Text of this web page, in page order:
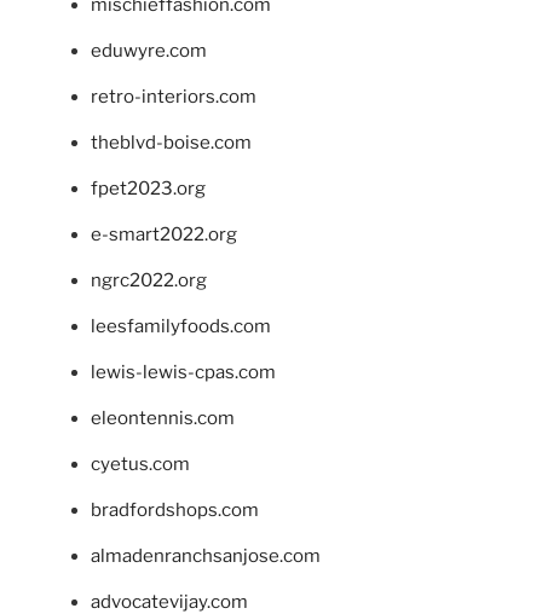
mischieffashion.com
eduwyre.com
retro-interiors.com
theblvd-boise.com
fpet2023.org
e-smart2022.org
ngrc2022.org
leesfamilyfoods.com
lewis-lewis-cpas.com
eleontennis.com
cyetus.com
bradfordshops.com
almadenranchsanjose.com
advocatevijay.com